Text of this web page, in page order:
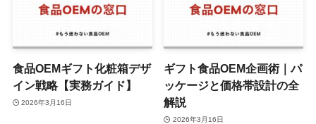
食品OEMギフト化粧箱デザ
イン戦略【実務ガイド】
2026年3月16日
ギフト食品OEM企画術｜パ
ッケージと価格帯設計の全
解説
2026年3月16日